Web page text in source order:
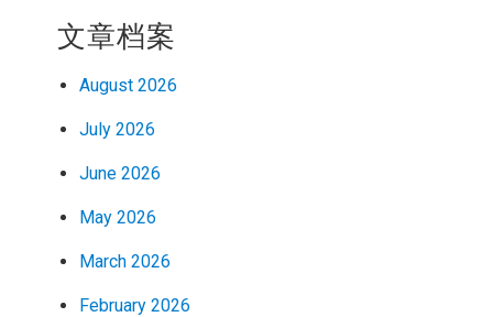
文章档案
August 2026
July 2026
June 2026
May 2026
March 2026
February 2026